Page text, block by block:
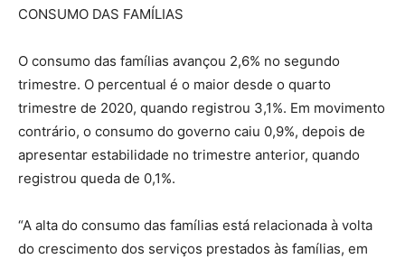
CONSUMO DAS FAMÍLIAS
O consumo das famílias avançou 2,6% no segundo
trimestre. O percentual é o maior desde o quarto
trimestre de 2020, quando registrou 3,1%. Em movimento
contrário, o consumo do governo caiu 0,9%, depois de
apresentar estabilidade no trimestre anterior, quando
registrou queda de 0,1%.
“A alta do consumo das famílias está relacionada à volta
do crescimento dos serviços prestados às famílias, em